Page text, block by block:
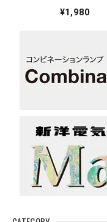
¥1,980